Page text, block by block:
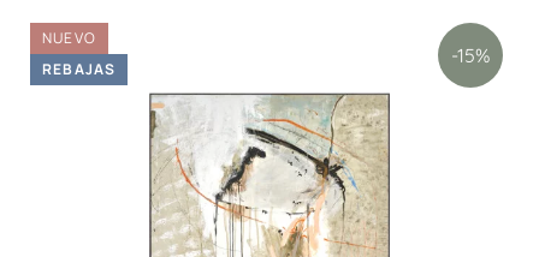
NUEVO
-15%
REBAJAS